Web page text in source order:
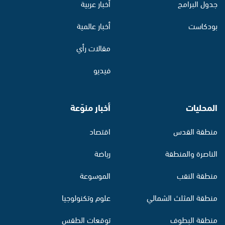
جدول البرامج
بودكاست
أخبار عربية
أخبار عالمية
مقالات رأي
فيديو
المحليات
منطقة القدس
الناصرة والمنطقة
منطقة النقب
منطقة المثلث الشمالي
منطقة البطوف
أخبار منوّعة
اقتصاد
رياضة
الموسوعة
علوم وتكنولوجيا
توقعات الطقس